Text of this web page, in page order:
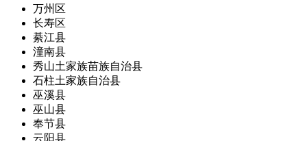
万州区
长寿区
綦江县
潼南县
秀山土家族苗族自治县
石柱土家族自治县
巫溪县
巫山县
奉节县
云阳县